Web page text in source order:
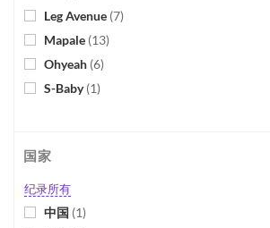
Leg Avenue (7)
Mapale (13)
Ohyeah (6)
S-Baby(1)
国家
纪录所有
中国 (1)